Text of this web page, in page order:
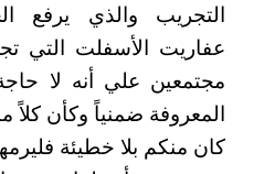
التجريب والذي
عفاريت الأسفلت التي
مجتمعين علي أنه لا
المعروفة ضمنياً وكأن
كان منكم بلا خطيئة